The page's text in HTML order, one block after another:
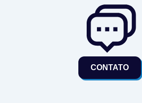
CONTATO